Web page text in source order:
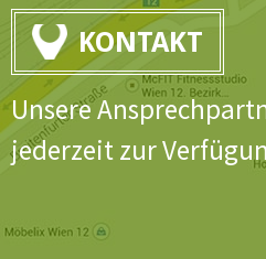
KONTAKT
Unsere
jederzeit zur